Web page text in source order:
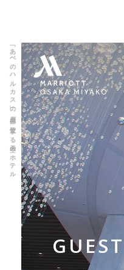
「あべのハルカス」の上層部に位置する天空のホテル